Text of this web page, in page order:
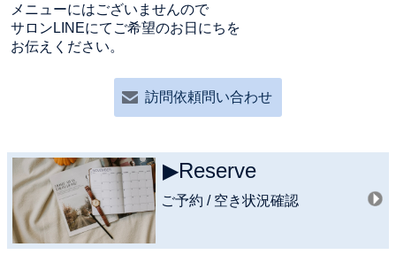
メニューにはございませんので
サロンLINEにてご希望のお日にちを
お伝えください。
訪問依頼問い合わせ
▶︎Reserve
ご予約 / 空き状況確認